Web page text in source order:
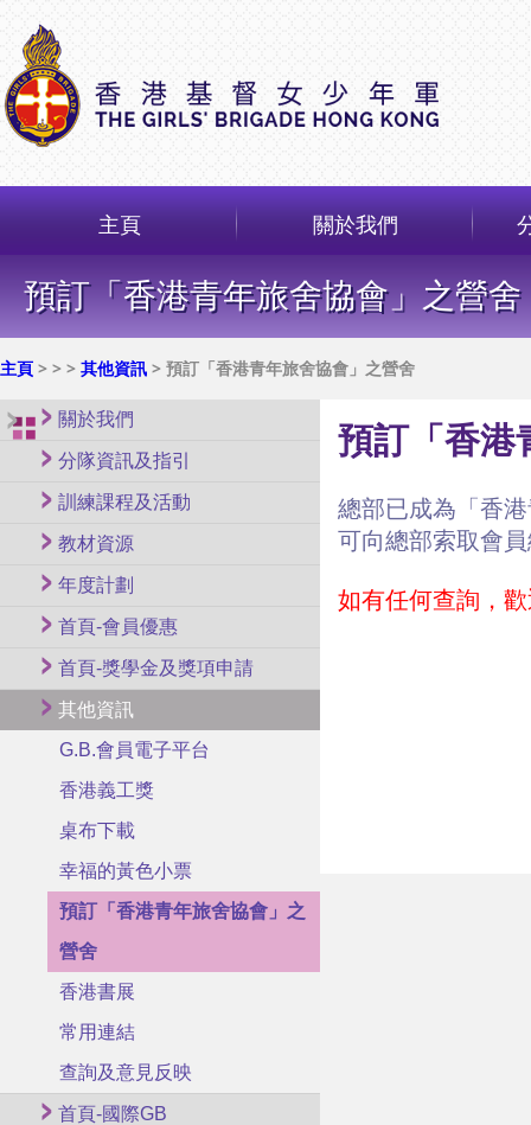
主頁 關於我們
預訂「香港青年旅舍協會」之營舍
主頁 > > > 其他資訊 > 預訂「香港青年旅舍協會」之營舍
關於我們
分隊資訊及指引
訓練課程及活動
教材資源
年度計劃
首頁-會員優惠
首頁-獎學金及獎項申請
其他資訊
G.B.會員電子平台
香港義工獎
桌布下載
幸福的黃色小票
預訂「香港青年旅舍協會」之
營舍
香港書展
常用連結
查詢及意見反映
首頁-國際GB
預訂「香港
總部已成為「香
可向總部索取會
如有任何查詢，